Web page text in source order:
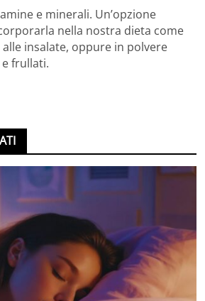
e minerali. Un’opzione
nella nostra dieta come
insalate, oppure in polvere
frullati.